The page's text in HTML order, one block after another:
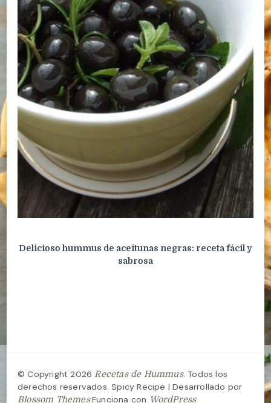
Delicioso hummus de aceitunas negras: receta fácil y
sabrosa
© Copyright 2026Recetas de Hummus. Todos los
derechos reservados. Spicy Recipe | Desarrollado por
Blossom Themes.Funciona con WordPress.